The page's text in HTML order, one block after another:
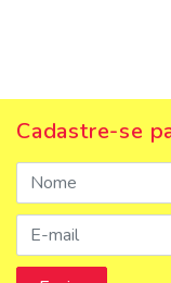
Cadastre-se